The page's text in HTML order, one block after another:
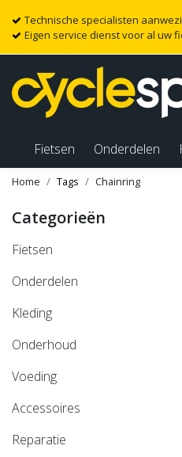
Technische specialisten
Eigen service dienst voor al uw
Fietsen Onderdelen
Home Tags Chainring
Categorieën
Fietsen
Onderdelen
Kleding
Onderhoud
Voeding
Accessoires
Reparatie